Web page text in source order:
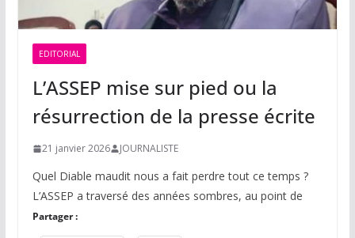
EDITORIAL
L’ASSEP mise sur pied ou la
résurrection de la presse écrite
21 janvier 2026 JOURNALISTE
Quel Diable maudit nous a fait perdre tout ce temps ?
L’ASSEP a traversé des années sombres, au point de
Partager :